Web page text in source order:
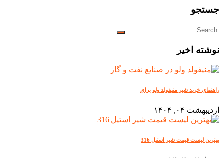
جستجو
نوشته اخیر
راهنمای خرید شیر منیفولد ولو برای
اردیبهشت ۰۴, ۱۴۰۴
بهترین لیست قیمت شیر استیل 316